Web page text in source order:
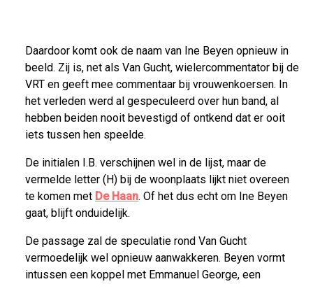
Daardoor komt ook de naam van Ine Beyen opnieuw in
beeld. Zij is, net als Van Gucht, wielercommentator bij de
VRT en geeft mee commentaar bij vrouwenkoersen. In
het verleden werd al gespeculeerd over hun band, al
hebben beiden nooit bevestigd of ontkend dat er ooit
iets tussen hen speelde.
De initialen I.B. verschijnen wel in de lijst, maar de
vermelde letter (H) bij de woonplaats lijkt niet overeen
te komen met De Haan. Of het dus echt om Ine Beyen
gaat, blijft onduidelijk.
De passage zal de speculatie rond Van Gucht
vermoedelijk wel opnieuw aanwakkeren. Beyen vormt
intussen een koppel met Emmanuel George, een